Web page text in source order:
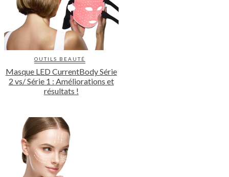
OUTILS BEAUTÉ
Masque LED CurrentBody Série
2 vs/ Série 1 : Améliorations et
résultats !